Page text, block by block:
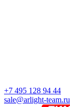
+7 495 128 94 44
sale@arlight-team.ru